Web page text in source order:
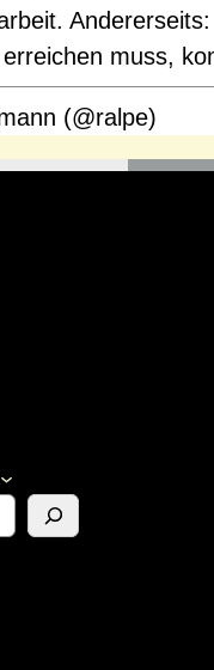
erreichen muss,
(@ralpe)